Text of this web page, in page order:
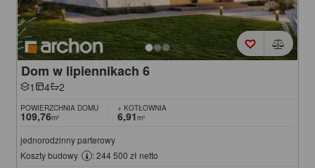
Dom w lipiennikach 6
1 4 2
POWIERZCHNIA DOMU
109,76m²
+ KOTŁOWNIA
6,91m²
jednorodzinny parterowy
Koszty budowy
: 244 500 zł netto